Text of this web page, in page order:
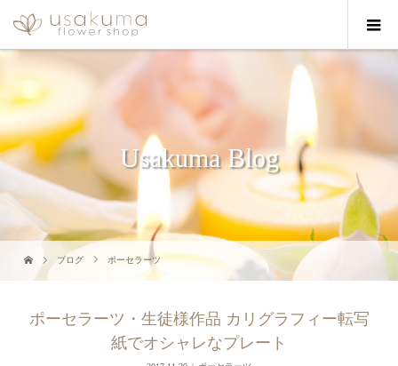
Usakuma Blog
ブログ ポーセラーツ
ポーセラーツ・生徒様作品 カリグラフィー転写
紙でオシャレなプレート